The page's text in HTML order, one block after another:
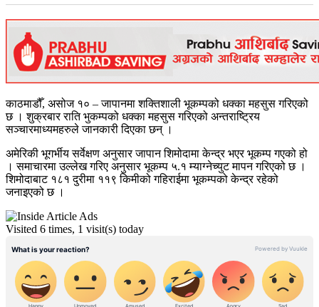
काठमाडौँ, असोज १० – जापानमा शक्तिशाली भूकम्पको धक्का महसुस गरिएको
छ । शुक्रबार राति भुकम्पको धक्का महसुस गरिएको अन्तराष्ट्रिय
सञ्चारमाध्यमहरुले जानकारी दिएका छन् ।
अमेरिकी भूगर्भीय सर्वेक्षण अनुसार जापान शिमोदामा केन्द्र भएर भूकम्प गएको हो
। समाचारमा उल्लेख गरिए अनुसार भूकम्प ५.१ म्याग्नेच्युट मापन गरिएको छ ।
शिमोदाबाट १८१ दुरीमा ११९ किमीको गहिराईमा भूकम्पको केन्द्र रहेको
जनाइएको छ ।
Visited 6 times, 1 visit(s) today